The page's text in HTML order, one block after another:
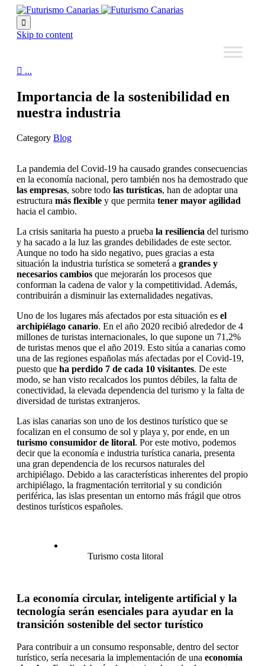

Skip to content
 ...
Importancia de la sostenibilidad en
nuestra industria
Category Blog
La pandemia del Covid-19 ha causado grandes consecuencias
en la economía nacional, pero también nos ha demostrado que
las empresas, sobre todo las turísticas, han de adoptar una
estructura más flexible y que permita tener mayor agilidad
hacia el cambio.
La crisis sanitaria ha puesto a prueba la resiliencia del turismo
y ha sacado a la luz las grandes debilidades de este sector.
Aunque no todo ha sido negativo, pues gracias a esta
situación la industria turística se someterá a grandes y
necesarios cambios que mejorarán los procesos que
conforman la cadena de valor y la competitividad. Además,
contribuirán a disminuir las externalidades negativas.
Uno de los lugares más afectados por esta situación es el
archipiélago canario. En el año 2020 recibió alrededor de 4
millones de turistas internacionales, lo que supone un 71,2%
de turistas menos que el año 2019. Esto sitúa a canarias como
una de las regiones españolas más afectadas por el Covid-19,
puesto que ha perdido 7 de cada 10 visitantes. De este
modo, se han visto recalcados los puntos débiles, la falta de
conectividad, la elevada dependencia del turismo y la falta de
diversidad de turistas extranjeros.
Las islas canarias son uno de los destinos turístico que se
focalizan en el consumo de sol y playa y, por ende, en un
turismo consumidor de litoral. Por este motivo, podemos
decir que la economía e industria turística canaria, presenta
una gran dependencia de los recursos naturales del
archipiélago. Debido a las características inherentes del propio
archipiélago, la fragmentación territorial y su condición
periférica, las islas presentan un entorno más frágil que otros
destinos turísticos españoles.
Turismo costa litoral
La economía circular, inteligente artificial y la
tecnología serán esenciales para ayudar en la
transición sostenible del sector turístico
Para contribuir a un consumo responsable, dentro del sector
turístico, sería necesaria la implementación de una economía